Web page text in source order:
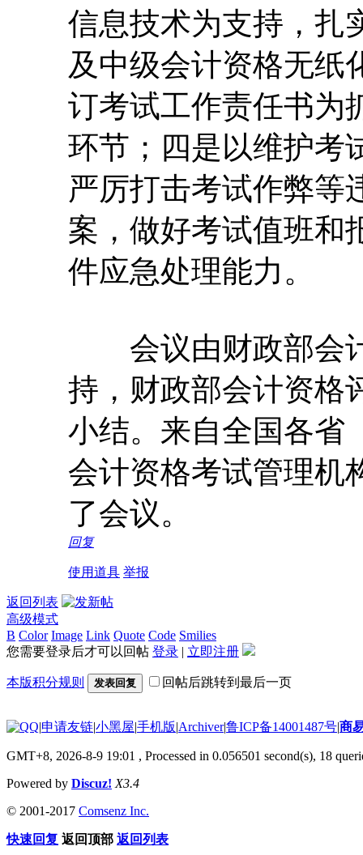
信息技术为支持，扎
及中级会计资格无纸
订考试工作责任书为
环节；四是以维护考
严厉打击考试作弊等
案，做好考试值班和
件应急处理能力。
会议由财政部会计
持，财政部会计资格
小结。来自全国各省
会计资格考试管理机
了会议。
回复
使用道具 举报
返回列表
高级模式
B Color Image Link Quote Code Smilies
您需要登录后才可以回帖 登录 | 立即注册
本版积分规则 发表回复 回帖后跳转到最后一页
|申请友链|小黑屋|手机版|Archiver|鲁ICP备14001487号|商
GMT+8, 2026-8-9 19:01 , Processed in 0.056501 second(s), 18
Powered by Discuz! X3.4
© 2001-2017 Comsenz Inc.
快速回复 返回顶部 返回列表